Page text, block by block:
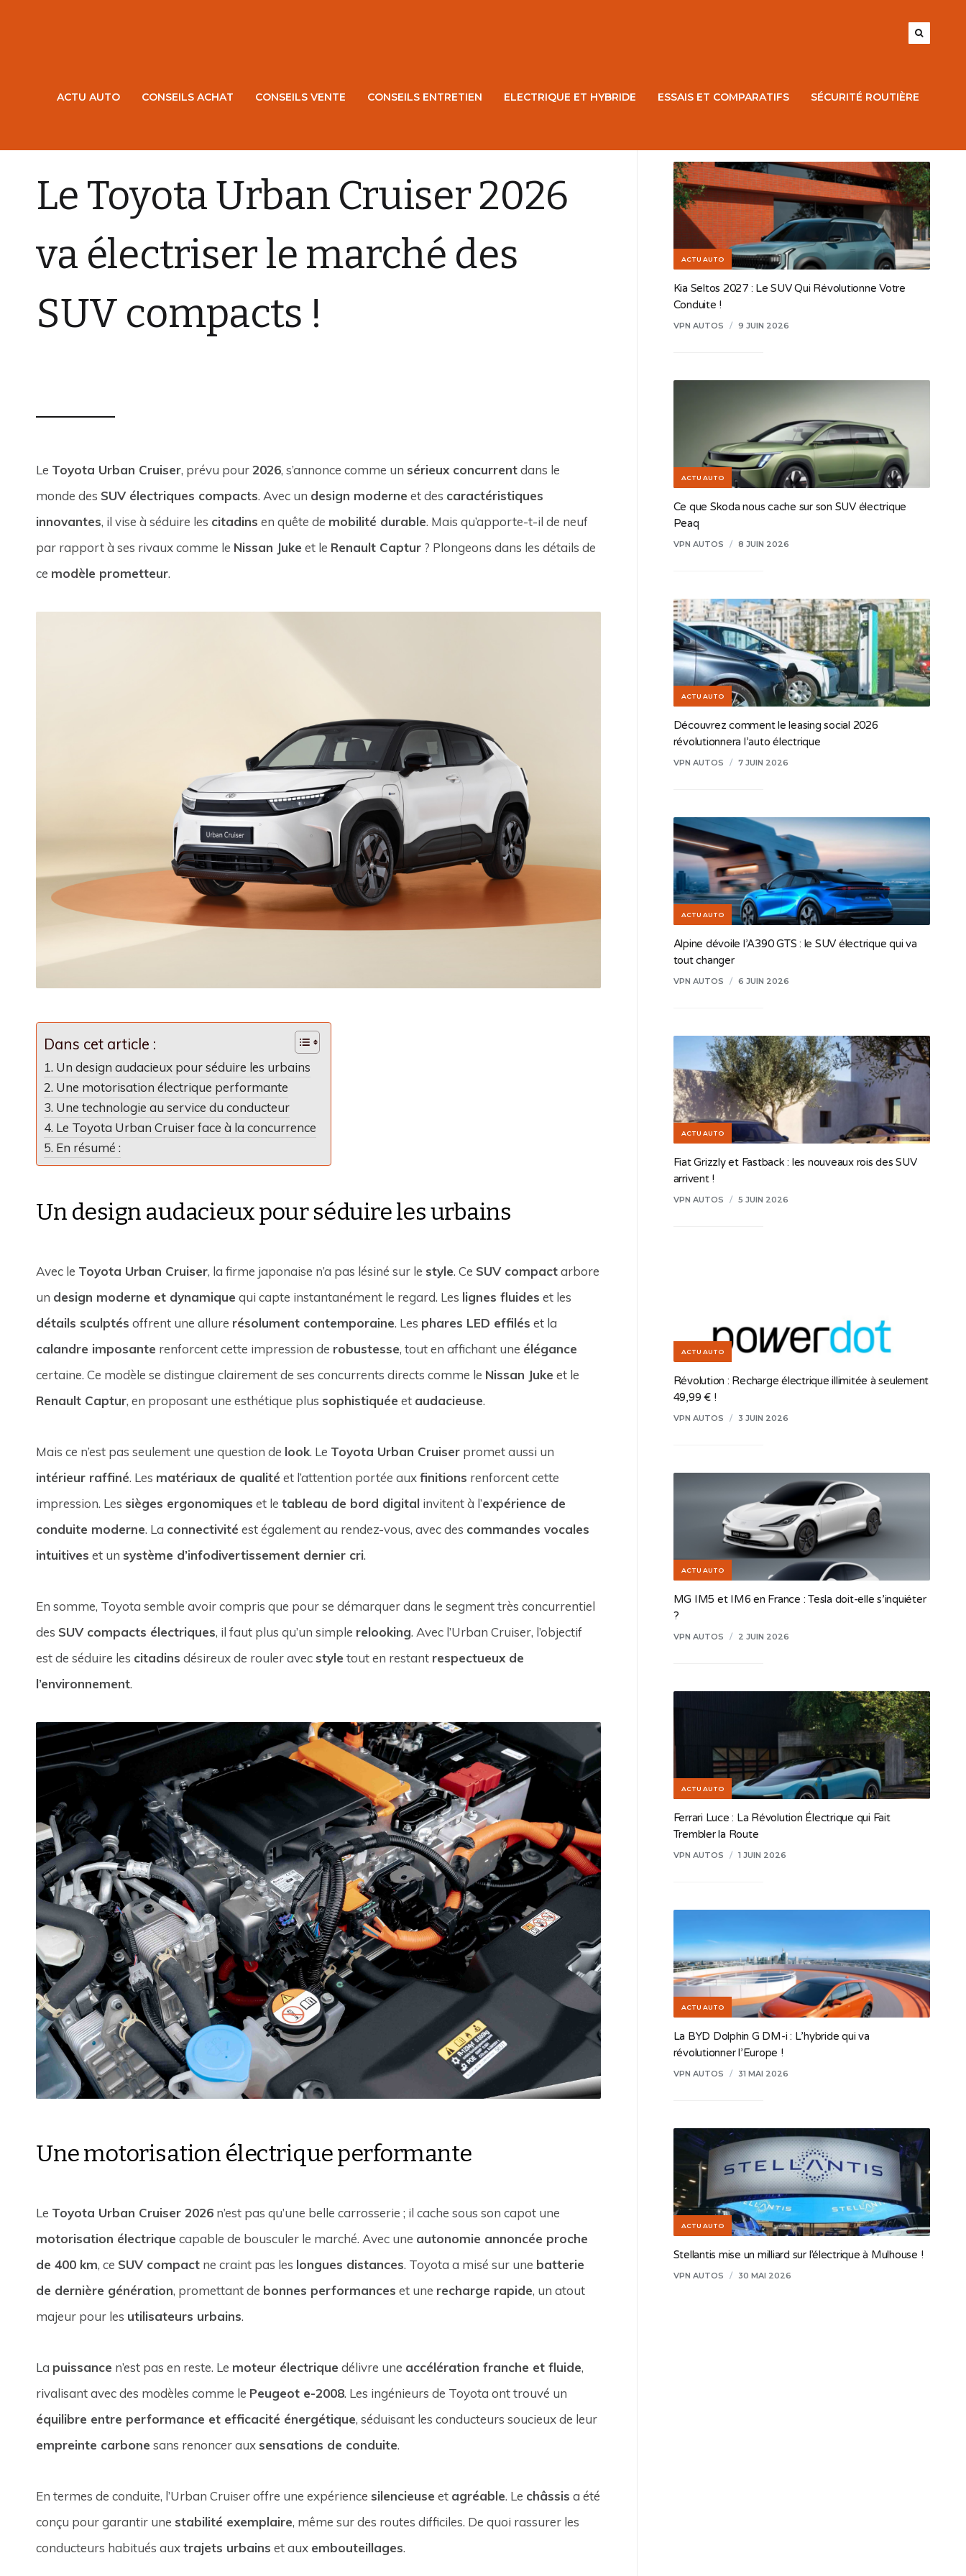
ACTU AUTO CONSEILS ACHAT CONSEILS VENTE CONSEILS ENTRETIEN ELECTRIQUE ET HYBRIDE ESSAIS ET COMPARATIFS SÉCURITÉ ROUTIÈRE
Le Toyota Urban Cruiser 2026
va électriser le marché des
SUV compacts !
Le Toyota Urban Cruiser, prévu pour2026, s’annonce comme unsérieux concurrentdans le
monde des SUV électriques compacts. Avec un design moderne et des caractéristiques
innovantes, il vise à séduire les citadins en quête de mobilité durable. Mais qu’apporte-t-il de neuf
par rapport à ses rivaux comme le Nissan Juke et le Renault Captur ? Plongeons dans les détails de
ce modèle prometteur.
Dans cet article :
Un design audacieux pour séduire les urbains
Une motorisation électrique performante
Une technologie au service du conducteur
Le Toyota Urban Cruiser face à la concurrence
En résumé :
Un design audacieux pour séduire les urbains
Avec le Toyota Urban Cruiser, la firme japonaise n’a pas lésiné sur lestyle. Ce SUV compactarbore
un design moderne et dynamique qui capte instantanément le regard. Les lignes fluides et les
détails sculptés offrent une allure résolument contemporaine. Les phares LED effilés et la
calandre imposante renforcent cette impression de robustesse, tout en affichant une élégance
certaine. Ce modèle se distingue clairement de ses concurrents directs comme le Nissan Juke et le
Renault Captur, en proposant une esthétique plussophistiquée et audacieuse.
Mais ce n’est pas seulement une question de look. Le Toyota Urban Cruiser promet aussi un
intérieur raffiné. Les matériaux de qualité et l’attention portée auxfinitions renforcent cette
impression. Lessièges ergonomiques et letableau de bord digital invitent à l’expérience de
conduite moderne. La connectivité est également au rendez-vous, avec des commandes vocales
intuitives et unsystème d’infodivertissement dernier cri.
En somme, Toyota semble avoir compris que pour se démarquer dans le segment très concurrentiel
des SUV compacts électriques, il faut plus qu’un simple relooking. Avec l’Urban Cruiser, l’objectif
est de séduire les citadins désireux de rouler avecstyle tout en restant respectueux de
l’environnement.
Une motorisation électrique performante
Le Toyota Urban Cruiser 2026 n’est pas qu’une belle carrosserie ; il cache sous son capot une
motorisation électrique capable de bousculer le marché. Avec une autonomie annoncée proche
de 400 km, ce SUV compact ne craint pas les longues distances. Toyota a misé sur une batterie
de dernière génération, promettant de bonnes performances et une recharge rapide, un atout
majeur pour les utilisateurs urbains.
La puissance n’est pas en reste. Le moteur électrique délivre une accélération franche et fluide,
rivalisant avec des modèles comme le Peugeot e-2008. Les ingénieurs de Toyota ont trouvé un
équilibre entre performance et efficacité énergétique, séduisant les conducteurs soucieux de leur
empreinte carbone sans renoncer auxsensations de conduite.
En termes de conduite, l’Urban Cruiser offre une expériencesilencieuse et agréable. Le châssis a été
conçu pour garantir unestabilité exemplaire, même sur des routes difficiles. De quoi rassurer les
conducteurs habitués auxtrajets urbains et aux embouteillages.
ACTU AUTO
Kia Seltos 2027 : Le SUV Qui Révolutionne Votre
Conduite !
VPN AUTOS / 9 JUIN 2026
ACTU AUTO
Ce que Skoda nous cache sur son SUV électrique
Peaq
VPN AUTOS / 8 JUIN 2026
ACTU AUTO
Découvrez comment le leasing social 2026
révolutionnera l’auto électrique
VPN AUTOS / 7 JUIN 2026
ACTU AUTO
Alpine dévoile l’A390 GTS : le SUV électrique qui va
tout changer
VPN AUTOS / 6 JUIN 2026
ACTU AUTO
Fiat Grizzly et Fastback : les nouveaux rois des SUV
arrivent !
VPN AUTOS / 5 JUIN 2026
ACTU AUTO
Révolution : Recharge électrique illimitée à seulement
49,99 € !
VPN AUTOS / 3 JUIN 2026
ACTU AUTO
MG IM5 et IM6 en France : Tesla doit-elle s’inquiéter
?
VPN AUTOS / 2 JUIN 2026
ACTU AUTO
Ferrari Luce : La Révolution Électrique qui Fait
Trembler la Route
VPN AUTOS / 1 JUIN 2026
ACTU AUTO
La BYD Dolphin G DM-i : L’hybride qui va
révolutionner l’Europe !
VPN AUTOS / 31 MAI 2026
ACTU AUTO
Stellantis mise un milliard sur l’électrique à Mulhouse !
VPN AUTOS / 30 MAI 2026